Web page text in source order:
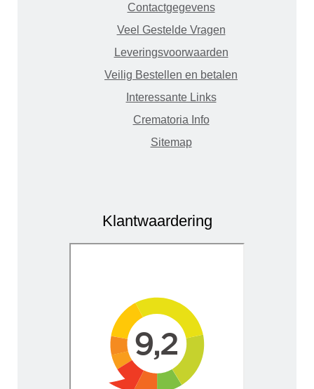
Contactgegevens
Veel Gestelde Vragen
Leveringsvoorwaarden
Veilig Bestellen en betalen
Interessante Links
Crematoria Info
Sitemap
Klantwaardering